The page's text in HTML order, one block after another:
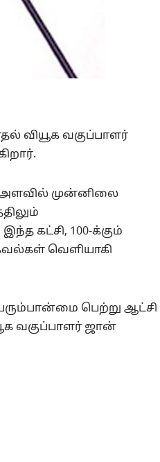
வியூக வகுப்பாளர்
அளவில் முன்னிலை
கட்சி, 100-க்கும்
வெளியாகி
பெற்று ஆட்சி
வகுப்பாளர் ஜான்